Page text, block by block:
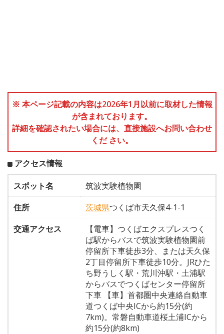
※ 本ページ記載の内容は2026年1月以前に取材した情報
が含まれております。
詳細を確認されたい場合には、直接施設へお問い合わせ
くだ さい。
アクセス情報
スポット名
筑波実験植物園
住所
茨城県つくば市天久保4-1-1
交通アクセス
【電車】つくばエクスプレスつく
ば駅からバスで筑波実験植物園前
停留所下車徒歩3分、または天久保
2丁目停留所下車徒歩10分。JRひた
ち野うしく駅・荒川沖駅・土浦駅
からバスでつくばセンター停留所
下車 【車】首都圏中央連絡自動車
道つくば中央ICから約15分(約
7km)。常磐自動車道桜土浦ICから
約15分(約8km)